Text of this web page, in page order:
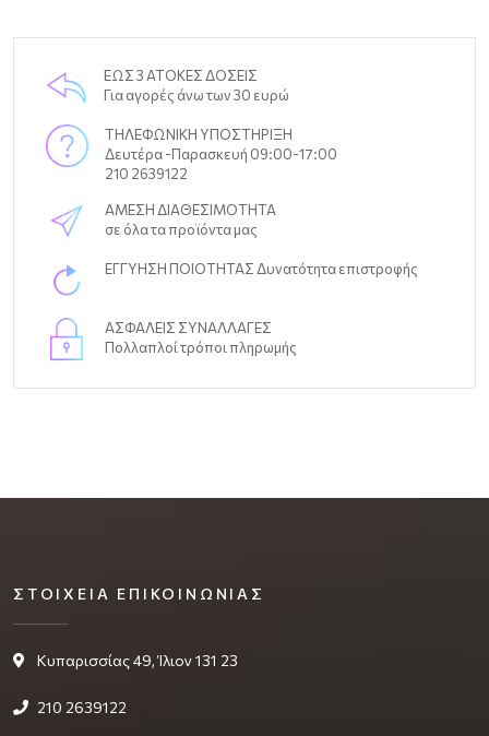
ΕΩΣ 3 ΑΤΟΚΕΣ ΔΟΣΕΙΣ
Για αγορές άνω των 30 ευρώ
ΤΗΛΕΦΩΝΙΚΗ ΥΠΟΣΤΗΡΙΞΗ
Δευτέρα -Παρασκευή 09:00-17:00
210 2639122
ΑΜΕΣΗ ΔΙΑΘΕΣΙΜΟΤΗΤΑ
σε όλα τα προϊόντα μας
ΕΓΓΥΗΣΗ ΠΟΙΟΤΗΤΑΣ Δυνατότητα επιστροφής
ΑΣΦΑΛΕΙΣ ΣΥΝΑΛΛΑΓΕΣ
Πολλαπλοί τρόποι πληρωμής
ΣΤΟΙΧΕΊΑ ΕΠΙΚΟΙΝΩΝΊΑΣ
Κυπαρισσίας 49, Ίλιον 131 23
210 2639122